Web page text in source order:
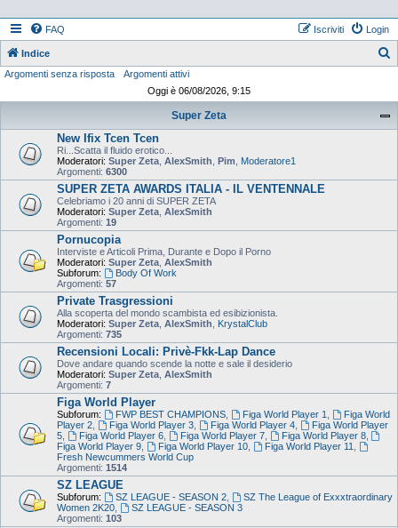
FAQ Login
Iscriviti
Indice
Argomenti senza risposta
Argomenti attivi
Oggi è 06/08/2026, 9:15
Super Zeta
New Ifix Tcen Tcen
Ri...Scatta il fluido erotico...
Moderatori: Super Zeta AlexSmith Pim
Moderatore1
Argomenti: 6300
SUPER ZETA AWARDS ITALIA - IL VENTENNALE
Celebriamo i 20 anni di SUPER ZETA
Moderatori: Super Zeta AlexSmith
Argomenti: 19
Pornucopia
Interviste e Articoli Prima, Durante e Dopo il Porno
Moderatori: Super Zeta AlexSmith
Subforum:
Body Of Work
Argomenti: 57
Private Trasgressioni
Alla scoperta del mondo scambista ed esibizionista.
Moderatori: Super Zeta AlexSmith
KrystalClub
Argomenti: 735
Recensioni Locali: Privè-Fkk-Lap Dance
Dove andare quando scende la notte e sale il desiderio
Moderatori: Super Zeta AlexSmith
Argomenti: 7
Figa World Player
Subforum: FWP BEST CHAMPIONS, Figa World Player 1
Figa World
Player 2
Figa World Player 3, Figa World Player 4,
Figa World Player
5
Figa World Player 6, Figa World Player 7, Figa World Player 8,
Figa World Player 9
Figa World Player 10, Figa World Player 11
Fresh Newcummers World Cup
Argomenti: 1514
SZ LEAGUE
Subforum: SZ LEAGUE - SEASON 2,
SZ The League of Exxxtraordinary
Women 2K20
SZ LEAGUE - SEASON 3
Argomenti: 103